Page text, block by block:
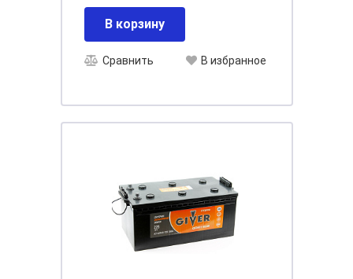
В корзину
Сравнить В избранное